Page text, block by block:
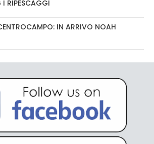
I RIPESCAGGI
IN ARRIVO NOAH